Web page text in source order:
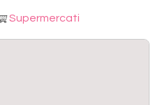
Supermercati